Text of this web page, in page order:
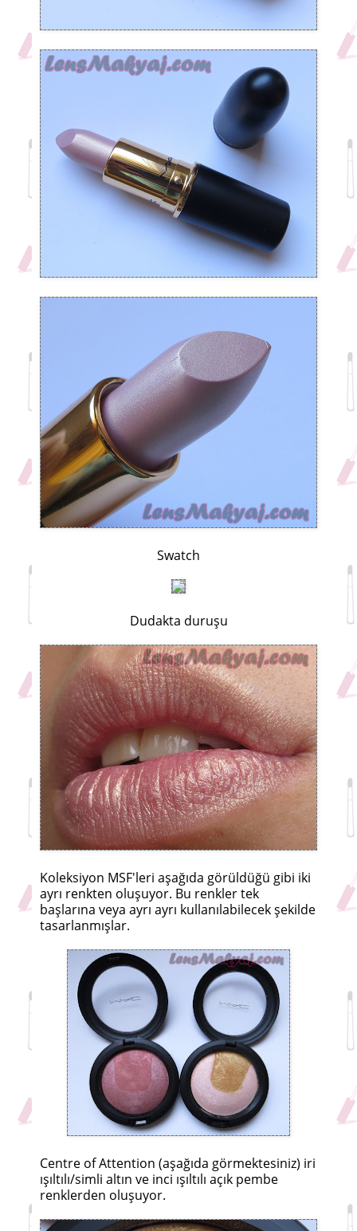
Swatch
Dudakta duruşu
Koleksiyon MSF'leri aşağıda görüldüğü gibi iki
ayrı renkten oluşuyor. Bu renkler tek
başlarına veya ayrı ayrı kullanılabilecek şekilde
tasarlanmışlar.
Centre of Attention (aşağıda görmektesiniz) iri
ışıltılı/simli altın ve inci ışıltılı açık pembe
renklerden oluşuyor.